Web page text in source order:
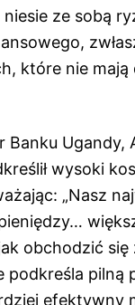
ze sobą
które nie mają
Banku Ugandy,
wysoki
„Nasz
obchodzić się
podkreśla pilną
efektywny